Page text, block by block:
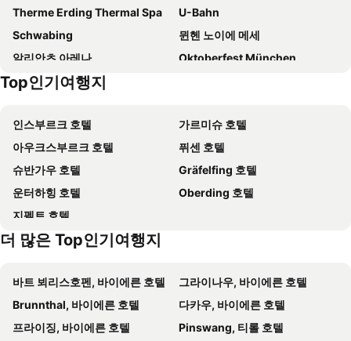
Hotel München City Center affiliated by Meliá
GS 호텔
레오나르도 호텔 & 레지덴츠 뮌헨
Cocoon Theresienwiese
볼드 호텔 뮌헨 젠트룸
아다지오 액세스 뮌헨 시티 올림피아파크
Eurostars Grand Central
하이페리온 호텔 뮌헨
노보텔 뮌헨 시티 아르눌프파크
NH Collection München Bavaria
Hotel Eder
이비스 뮌헨 시티
에덴 호텔 볼프
플레밍스 호텔 뮌헨 시티
elaya hotel munich city, Trademark Collection by Wyndham
유로스타스 북 호텔
Hotel Gio
DO & CO Hotel München
루이스 호텔
호텔 암 마크트
코르티나 호텔
Hotel Bayerischer Hof
Wdrei Hotel
Therme Erding Thermal Spa
U-Bahn
Schwabing
뮌헨 노이에 메세
알리안츠 아레나
Oktoberfest München
뮌헨 올림픽 공원
Kocherlball am Chinesischen Turm
AOK Blade Night
Frühlingsfest
St. Patrick’s Day
뮌헨 신시청사
Bauer & Hieber München
Sandemans New Europe - Free Tour
Sankt Lorenz
Sankt Maximilian
Pfistermühle
Rosengarten
Schlachthof
Top인기여행지
인스부르크 호텔
가르미슈 호텔
아우크스부르크 호텔
퓌센 호텔
슈반가우 호텔
Gräfelfing 호텔
운터하힝 호텔
Oberding 호텔
지펠트 호텔
더 많은 Top인기여행지
바트 뵈리스호펜, 바이에른 호텔
그라이나우, 바이에른 호텔
Brunnthal, 바이에른 호텔
다카우, 바이에른 호텔
프라이징, 바이에른 호텔
Pinswang, 티롤 호텔